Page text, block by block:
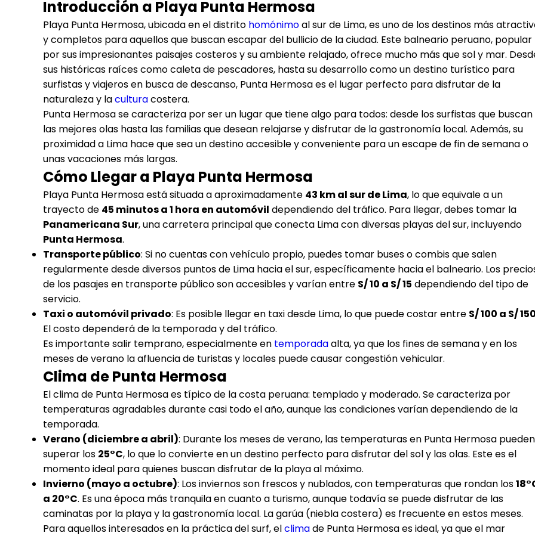
Introducción a Playa Punta Hermosa
Playa Punta Hermosa, ubicada en el distrito homónimoal sur de Lima, es uno de los destinos más
y completos para aquellos que buscan escapar del bullicio de la ciudad. Este balneario peruano, popular
por sus impresionantes paisajes costeros y su ambiente relajado, ofrece mucho más que sol y mar.
sus históricas raíces como caleta de pescadores, hasta su desarrollo como un destino turístico para
surfistas y viajeros en busca de descanso, Punta Hermosa es el lugar perfecto para disfrutar de la
naturaleza y laculturacostera.
Punta Hermosa se caracteriza por ser un lugar que tiene algo para todos: desde los surfistas que buscan
las mejores olas hasta las familias que desean relajarse y disfrutar de la gastronomía local. Además, su
proximidad a Lima hace que sea un destino accesible y conveniente para un escape de fin de semana o
unas vacaciones más largas.
Cómo Llegar a Playa Punta Hermosa
Playa Punta Hermosa está situada a aproximadamente 43 km al sur de Lima, lo que equivale a un
trayecto de 45 minutos a 1 hora en automóvil dependiendo del tráfico. Para llegar, debes tomar la
Panamericana Sur, una carretera principal que conecta Lima con diversas playas del sur, incluyendo
Punta Hermosa.
Transporte público: Si no cuentas con vehículo propio, puedes tomar buses o combis que salen
regularmente desde diversos puntos de Lima hacia el sur, específicamente hacia el balneario. Los
de los pasajes en transporte público son accesibles y varían entre S/ 10 a S/ 15 dependiendo del tipo de
servicio.
Taxi o automóvil privado: Es posible llegar en taxi desde Lima, lo que puede costar entre S/ 100 a S/ 150
El costo dependerá de la temporada y del tráfico.
Es importante salir temprano, especialmente en temporadaalta, ya que los fines de semana y en los
meses de verano la afluencia de turistas y locales puede causar congestión vehicular.
Clima de Punta Hermosa
El clima de Punta Hermosa es típico de la costa peruana: templado y moderado. Se caracteriza por
temperaturas agradables durante casi todo el año, aunque las condiciones varían dependiendo de la
temporada.
Verano (diciembre a abril): Durante los meses de verano, las temperaturas en Punta Hermosa pueden
superar los 25°C, lo que lo convierte en un destino perfecto para disfrutar del sol y las olas. Este es el
momento ideal para quienes buscan disfrutar de la playa al máximo.
Invierno (mayo a octubre): Los inviernos son frescos y nublados, con temperaturas que rondan los
a 20°C. Es una época más tranquila en cuanto a turismo, aunque todavía se puede disfrutar de las
caminatas por la playa y la gastronomía local. La garúa (niebla costera) es frecuente en estos meses.
Para aquellos interesados en la práctica del surf, elclimade Punta Hermosa es ideal, ya que el mar